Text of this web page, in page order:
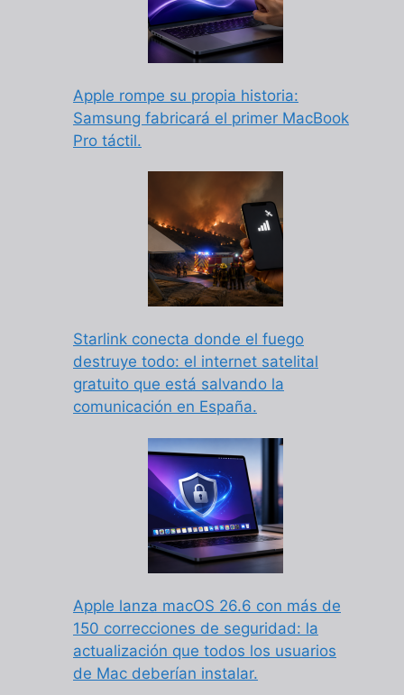
Apple rompe su propia historia:
Samsung fabricará el primer MacBook
Pro táctil.
Starlink conecta donde el fuego
destruye todo: el internet satelital
gratuito que está salvando la
comunicación en España.
Apple lanza macOS 26.6 con más de
150 correcciones de seguridad: la
actualización que todos los usuarios
de Mac deberían instalar.